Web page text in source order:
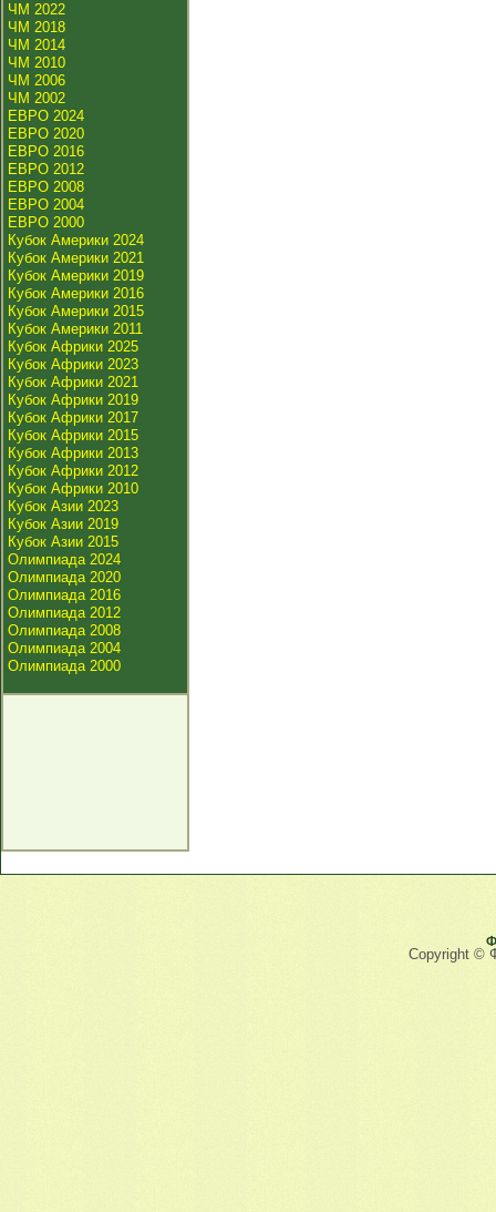
ЧМ 2022
ЧМ 2018
ЧМ 2014
ЧМ 2010
ЧМ 2006
ЧМ 2002
ЕВРО 2024
ЕВРО 2020
ЕВРО 2016
ЕВРО 2012
ЕВРО 2008
ЕВРО 2004
ЕВРО 2000
Кубок Америки 2024
Кубок Америки 2021
Кубок Америки 2019
Кубок Америки 2016
Кубок Америки 2015
Кубок Америки 2011
Кубок Африки 2025
Кубок Африки 2023
Кубок Африки 2021
Кубок Африки 2019
Кубок Африки 2017
Кубок Африки 2015
Кубок Африки 2013
Кубок Африки 2012
Кубок Африки 2010
Кубок Азии 2023
Кубок Азии 2019
Кубок Азии 2015
Олимпиада 2024
Олимпиада 2020
Олимпиада 2016
Олимпиада 2012
Олимпиада 2008
Олимпиада 2004
Олимпиада 2000
Copyright ©